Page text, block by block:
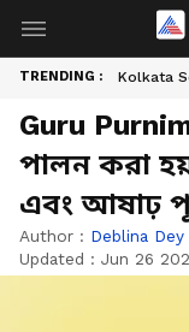
TRENDING : Kolkata
Guru
পালন করা
এবং আষাঢ়
Author : Deblina Dey
Updated : Jun 26